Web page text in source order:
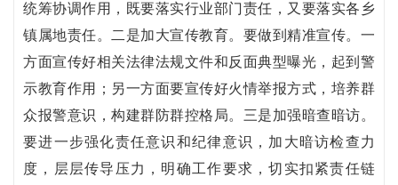
统筹协调作用，既要落实行业部门责任，又要落实各乡
镇属地责任。二是加大宣传教育。要做到精准宣传。一
方面宣传好相关法律法规文件和反面典型曝光，起到警
示教育作用；另一方面要宣传好火情举报方式，培养群
众报警意识，构建群防群控格局。三是加强暗查暗访。
要进一步强化责任意识和纪律意识，加大暗访检查力
度，层层传导压力，明确工作要求，切实扣紧责任链